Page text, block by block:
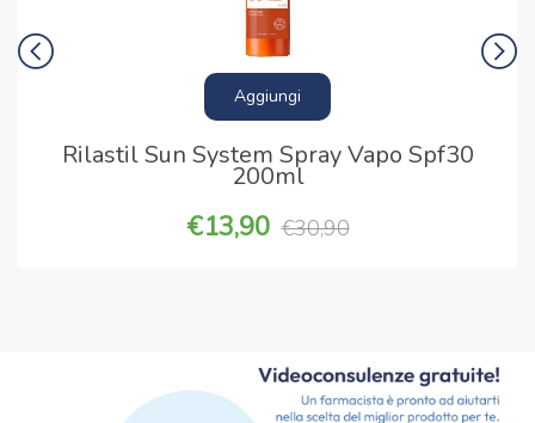
Aggiungi
Rilastil Sun System Spray Vapo Spf30
200ml
13,90 30,90